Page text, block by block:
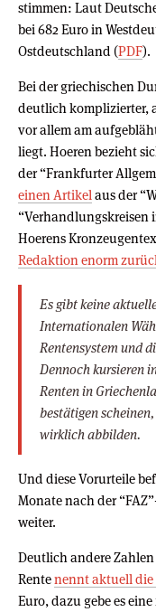
stimmen: Laut
bei 682 Euro in
Ostdeutschland (PDF).
Bei der griechischen
deutlich komplizierter,
vor allem am
liegt. Hoeren bezieht
der “Frankfurter
einen Artikel aus der
“Verhandlungskreisen
Hoerens
Redaktion enorm
Es gibt keine
Internationalen
Rentensystem und
Dennoch kursieren
Renten in
bestätigen
wirklich abbilden.
Und diese Vorurteile
Monate nach der
weiter.
Deutlich andere
Rentenennt aktuell die
Euro, dazu gebe es